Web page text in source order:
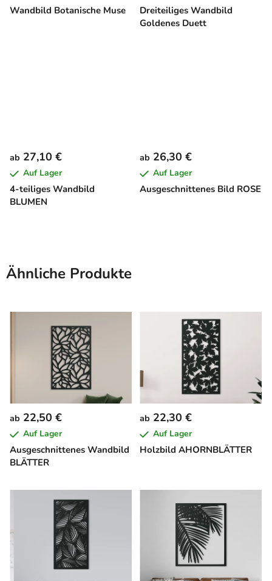
Wandbild Botanische Muse
Dreiteiliges Wandbild
Goldenes Duett
4-teiliges Wandbild
BLUMEN
ab 27,10 €
Auf Lager
Ausgeschnittenes Bild ROSE
ab 26,30 €
Auf Lager
Ähnliche Produkte
Ausgeschnittenes Wandbild
BLÄTTER
ab 22,50 €
Auf Lager
Holzbild AHORNBLÄTTER
ab 22,30 €
Auf Lager